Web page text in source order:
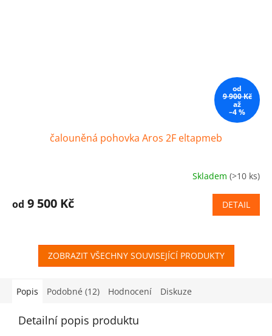
od
9 900 Kč
až
–4 %
čalouněná pohovka Aros 2F eltapmeb
Skladem (>10 ks)
od 9 500 Kč DETAIL
ZOBRAZIT VŠECHNY SOUVISEJÍCÍ PRODUKTY
Popis Podobné (12) Hodnocení Diskuze
Detailní popis produktu